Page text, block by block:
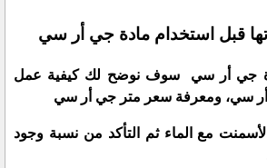
قبل استخدام مادة جي أر سي
جي أر سي سوف نوضح لك كيفية عمل
سي، ومعرفة سعر متر جي أر سي
مع الماء ثم التأكد من نسبة وجود